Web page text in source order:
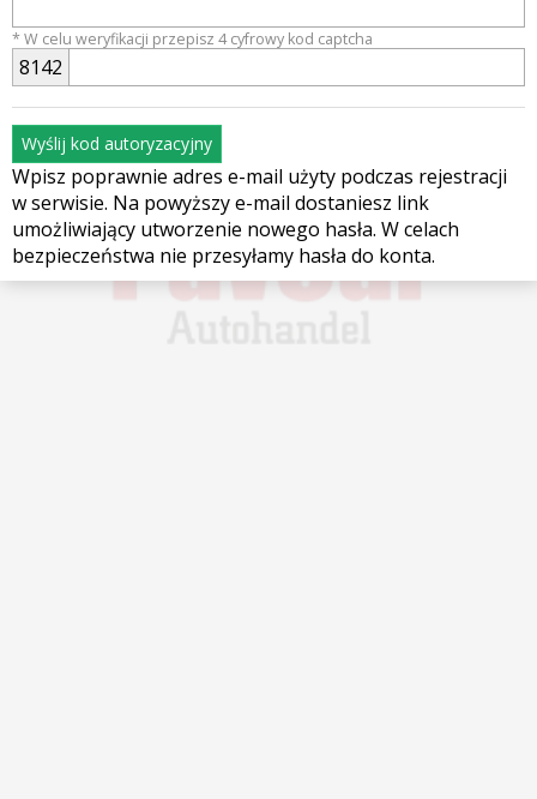
* W celu weryfikacji przepisz 4 cyfrowy kod captcha
8142
Wyślij kod autoryzacyjny
Wpisz poprawnie adres e-mail użyty podczas rejestracji
w serwisie. Na powyższy e-mail dostaniesz link
umożliwiający utworzenie nowego hasła. W celach
bezpieczeństwa nie przesyłamy hasła do konta.